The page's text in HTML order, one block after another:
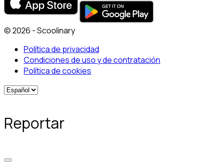
© 2026 - Scoolinary
Política de privacidad
Condiciones de uso y de contratación
Política de cookies
Reportar